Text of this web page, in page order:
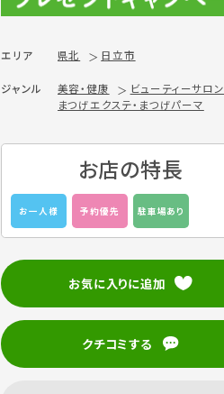
エリア 県北 日立市
ジャンル 美容・健康
ビューティーサロン
まつげエクステ・まつげパーマ
お店の特長
お一人様 予約優先 駐車場あり
お気に入りに追加
クチコミする